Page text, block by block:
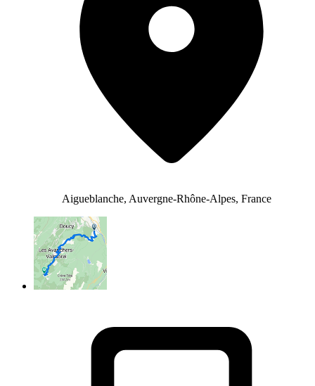
Aigueblanche, Auvergne-Rhône-Alpes, France